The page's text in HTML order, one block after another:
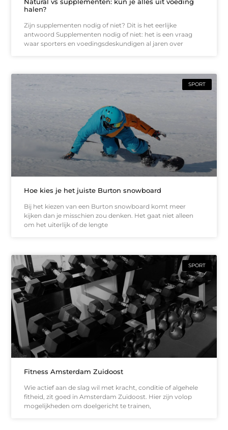
Natural vs supplementen: kun je alles uit voeding
halen?
Zijn supplementen nodig of niet? Dit is het eerlijke
antwoord Supplementen nodig of niet: het is een vraag
waar sporters en voedingsdeskundigen al jaren over
SPORT
Hoe kies je het juiste Burton snowboard
Bij het kiezen van een Burton snowboard komt meer
kijken dan je misschien zou denken. Het gaat niet alleen
om het uiterlijk of de lengte
SPORT
Fitness Amsterdam Zuidoost
Wie actief aan de slag wil met kracht, conditie of algehele
fitheid, zit goed in Amsterdam Zuidoost. Hier zijn volop
mogelijkheden om doelgericht te trainen,